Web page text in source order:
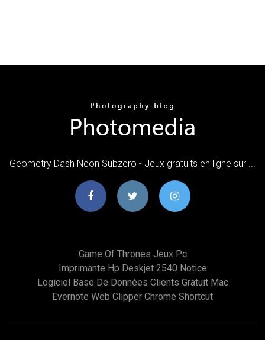
Geometry Dash Neon Subzero - Jeux gratuits en ligne sur ...
Game Of Thrones Jeux Pc
Imprimante Hp Deskjet 2540 Notice
Logiciel Base De Données Clients Gratuit Mac
Evernote Web Clipper Chrome Shortcut